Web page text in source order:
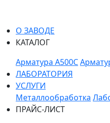
О ЗАВОДЕ
КАТАЛОГ
Арматура A500C
ЛАБОРАТОРИЯ
УСЛУГИ
Металлообработка
ПРАЙС-ЛИСТ